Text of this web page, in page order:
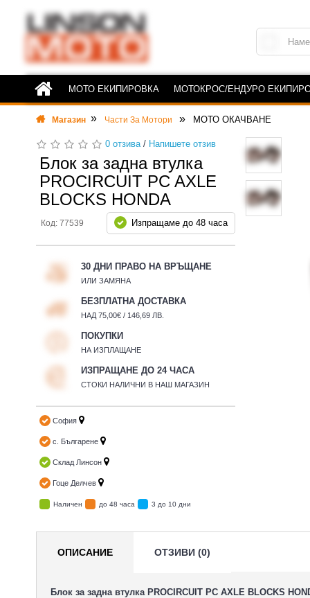
МОТО ЕКИПИРОВКА МОТОКРОС/ЕНДУРО
Магазин Части За Мотори МОТО ОКАЧВАНЕ
0 отзива/ Напишете отзив
Блок за задна втулка
PROCIRCUIT PC AXLE
BLOCKS HONDA
Код: 77539 Изпращаме до 48 часа
30 ДНИ ПРАВО НА ВРЪЩАНЕ
ИЛИ ЗАМЯНА
БЕЗПЛАТНА ДОСТАВКА
НАД 75,00€ / 146,69 ЛВ.
ПОКУПКИ
НА ИЗПЛАЩАНЕ
ИЗПРАЩАНЕ ДО 24 ЧАСА
СТОКИ НАЛИЧНИ В НАШ МАГАЗИН
София
с. Българене
Склад Линсон
Гоце Делчев
Наличен до 48 часа 3 до 10 дни
ОПИСАНИЕ ОТЗИВИ (0)
Блок за задна втулка PROCIRCUIT PC AXLE BLOCKS